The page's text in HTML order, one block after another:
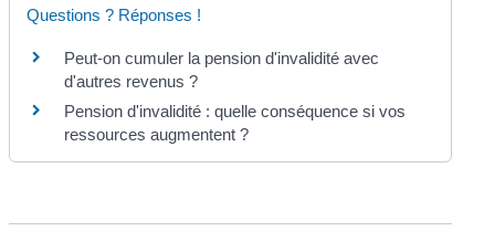
Questions ? Réponses !
Peut-on cumuler la pension d'invalidité avec
d'autres revenus ?
Pension d'invalidité : quelle conséquence si vos
ressources augmentent ?